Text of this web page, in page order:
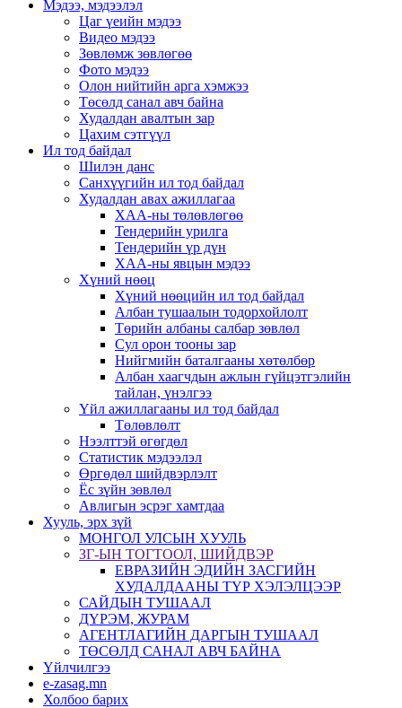
Мэдээ, мэдээлэл
Цаг үеийн мэдээ
Видео мэдээ
Зөвлөмж зөвлөгөө
Фото мэдээ
Олон нийтийн арга хэмжээ
Төсөлд санал авч байна
Худалдан авалтын зар
Цахим сэтгүүл
Ил тод байдал
Шилэн данс
Санхүүгийн ил тод байдал
Худалдан авах ажиллагаа
ХАА-ны төлөвлөгөө
Тендерийн урилга
Тендерийн үр дүн
ХАА-ны явцын мэдээ
Хүний нөөц
Хүний нөөцийн ил тод байдал
Албан тушаалын тодорхойлолт
Төрийн албаны салбар зөвлөл
Сул орон тооны зар
Нийгмийн баталгааны хөтөлбөр
Албан хаагчдын ажлын гүйцэтгэлийн
тайлан, үнэлгээ
Үйл ажиллагааны ил тод байдал
Төлөвлөлт
Нээлттэй өгөгдөл
Статистик мэдээлэл
Өргөдөл шийдвэрлэлт
Ёс зүйн зөвлөл
Авлигын эсрэг хамтдаа
Хууль, эрх зүй
МОНГОЛ УЛСЫН ХУУЛЬ
ЗГ-ЫН ТОГТООЛ, ШИЙДВЭР
ЕВРАЗИЙН ЭДИЙН ЗАСГИЙН
ХУДАЛДААНЫ ТҮР ХЭЛЭЛЦЭЭР
САЙДЫН ТУШААЛ
ДҮРЭМ, ЖУРАМ
АГЕНТЛАГИЙН ДАРГЫН ТУШААЛ
ТӨСӨЛД САНАЛ АВЧ БАЙНА
Үйлчилгээ
e-zasag.mn
Холбоо барих